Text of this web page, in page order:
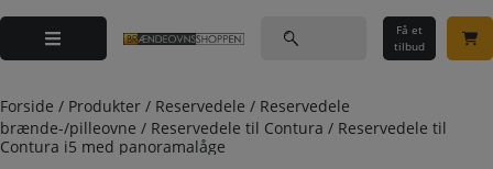
indholdet
efter:
Få et
tilbud
Forside / Produkter / Reservedele / Reservedele
brænde-/pilleovne / Reservedele til Contura / Reservedele til
Contura i5 med panoramalåge